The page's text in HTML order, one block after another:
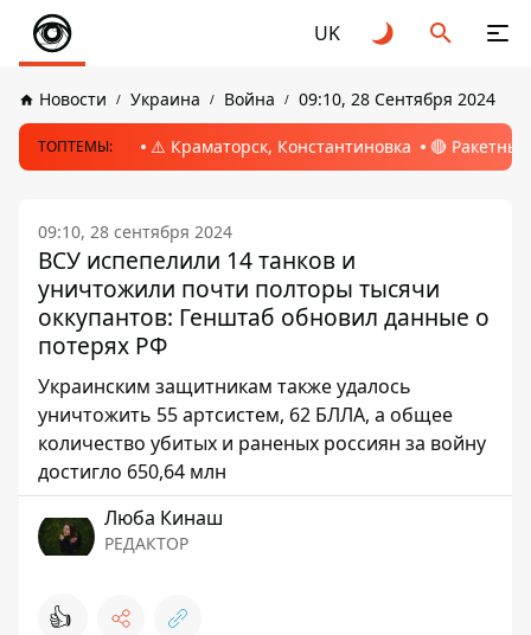
UK
Новости Украина Война 09:10, 28 Сентября 2024
ТОПТЕМЫ: ⚠️ Краматорск, Константиновка 🔴
09:10, 28 сентября 2024
ВСУ испепелили 14 танков и
уничтожили почти полторы тысячи
оккупантов: Генштаб обновил данные о
потерях РФ
Украинским защитникам также удалось
уничтожить 55 артсистем, 62 БЛЛА, а общее
количество убитых и раненых россиян за войну
достигло 650,64 млн
Люба Кинаш
РЕДАКТОР
👍